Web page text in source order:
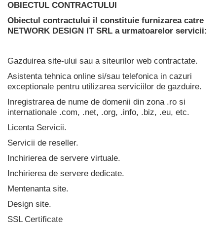
OBIECTUL CONTRACTULUI
Obiectul contractului il constituie furnizarea catre
NETWORK DESIGN IT SRL a urmatoarelor servicii:
Gazduirea site-ului sau a siteurilor web contractate.
Asistenta tehnica online si/sau telefonica in cazuri
exceptionale pentru utilizarea serviciilor de gazduire.
Inregistrarea de nume de domenii din zona .ro si
internationale .com, .net, .org, .info, .biz, .eu, etc.
Licenta Servicii.
Servicii de reseller.
Inchirierea de servere virtuale.
Inchirierea de servere dedicate.
Mentenanta site.
Design site.
SSL Certificate